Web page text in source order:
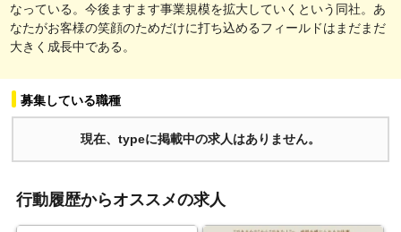
なっている。今後ますます事業規模を拡大していくという同社。あ
なたがお客様の笑顔のためだけに打ち込めるフィールドはまだまだ
大きく成長中である。
募集している職種
現在、typeに掲載中の求人はありません。
行動履歴からオススメの求人